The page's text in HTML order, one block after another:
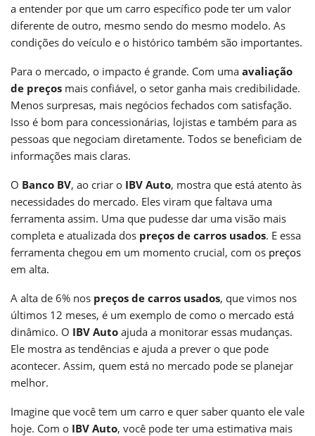
a entender por que um carro específico pode ter um valor
diferente de outro, mesmo sendo do mesmo modelo. As
condições do veículo e o histórico também são importantes.
Para o mercado, o impacto é grande. Com uma avaliação
de preços mais confiável, o setor ganha mais credibilidade.
Menos surpresas, mais negócios fechados com satisfação.
Isso é bom para concessionárias, lojistas e também para as
pessoas que negociam diretamente. Todos se beneficiam de
informações mais claras.
O Banco BV, ao criar o IBV Auto, mostra que está atento às
necessidades do mercado. Eles viram que faltava uma
ferramenta assim. Uma que pudesse dar uma visão mais
completa e atualizada dos preços de carros usados. E essa
ferramenta chegou em um momento crucial, com os preços
em alta.
A alta de 6% nos preços de carros usados, que vimos nos
últimos 12 meses, é um exemplo de como o mercado está
dinâmico. O IBV Auto ajuda a monitorar essas mudanças.
Ele mostra as tendências e ajuda a prever o que pode
acontecer. Assim, quem está no mercado pode se planejar
melhor.
Imagine que você tem um carro e quer saber quanto ele vale
hoje. Com o IBV Auto, você pode ter uma estimativa mais